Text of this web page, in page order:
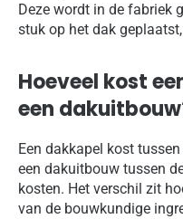
Deze wordt in de fabriek
stuk op het dak
Hoeveel kost
een
Een dakkapel kost
een dakuitbouw tussen
kosten. Het verschil zit
van de bouwkundige